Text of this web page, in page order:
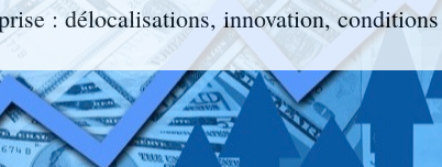
: délocalisations, innovation, conditions